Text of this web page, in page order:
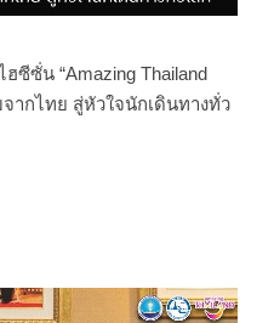
ซีซั่น “Amazing Thailand
ากไทย สู่หัวใจนักเดินทางทั่ว